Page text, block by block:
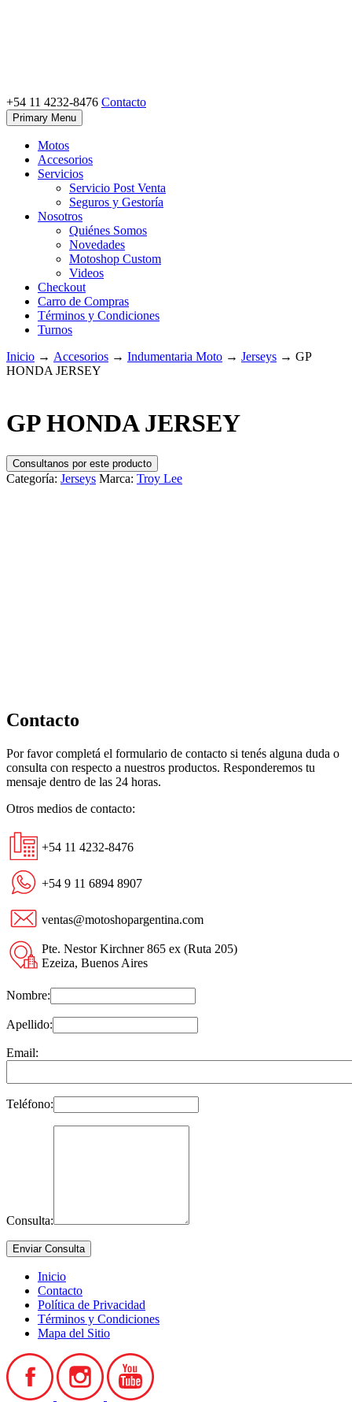
Motoshop Ezeiza
Motos y Accesorios
+54 11 4232-8476 Contacto
Primary Menu
Motos
Accesorios
Servicios
Servicio Post Venta
Seguros y Gestoría
Nosotros
Quiénes Somos
Novedades
Motoshop Custom
Videos
Checkout
Carro de Compras
Términos y Condiciones
Turnos
Inicio → Accesorios → Indumentaria Moto → Jerseys → GP
HONDA JERSEY
GP HONDA JERSEY
Consultanos por este producto
Categoría: Jerseys Marca: Troy Lee
Contacto
Por favor completá el formulario de contacto si tenés alguna duda o
consulta con respecto a nuestros productos. Responderemos tu
mensaje dentro de las 24 horas.
Otros medios de contacto:
+54 11 4232-8476
+54 9 11 6894 8907
ventas@motoshopargentina.com
Pte. Nestor Kirchner 865 ex (Ruta 205)
Ezeiza, Buenos Aires
Nombre:
Apellido:
Email:
Teléfono:
Consulta:
Inicio
Contacto
Política de Privacidad
Términos y Condiciones
Mapa del Sitio